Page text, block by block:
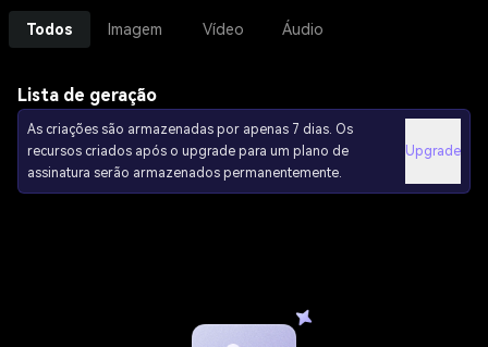
Todos Imagem Vídeo Áudio
Lista de geração
As criações são armazenadas por apenas 7 dias. Os
recursos criados após o upgrade para um plano de
assinatura serão armazenados permanentemente.
Upgrade